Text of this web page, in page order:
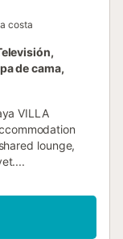
costa
de cama,
VILLA
lounge,